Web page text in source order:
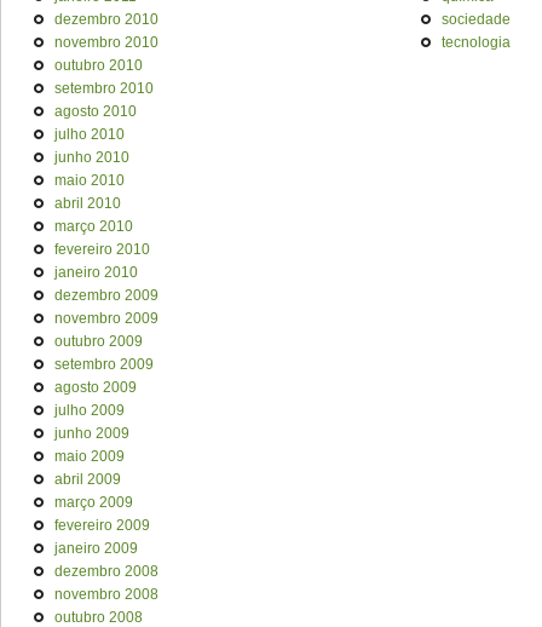
dezembro 2010
novembro 2010
outubro 2010
setembro 2010
agosto 2010
julho 2010
junho 2010
maio 2010
abril 2010
março 2010
fevereiro 2010
janeiro 2010
dezembro 2009
novembro 2009
outubro 2009
setembro 2009
agosto 2009
julho 2009
junho 2009
maio 2009
abril 2009
março 2009
fevereiro 2009
janeiro 2009
dezembro 2008
novembro 2008
outubro 2008
sociedade
tecnologia